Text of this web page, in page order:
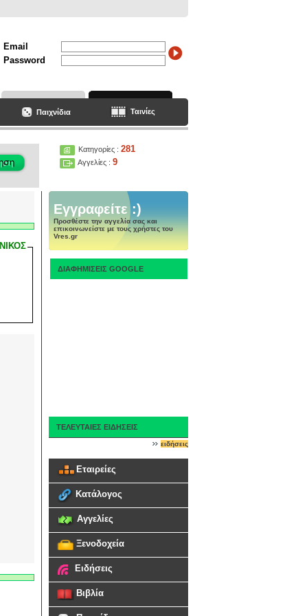
Email
Password
Παιχνίδια Ταινίες
Κατηγορίες : 281
Αγγελίες : 9
Εγγραφείτε :)
Προσθέστε την αγγελία σας και
επικοινωνείστε με τους χρήστες του
Vres.gr
ΔΙΑΦΗΜΙΣΕΙΣ GOOGLE
ΤΕΛΕΥΤΑΙΕΣ ΕΙΔΗΣΕΙΣ
ειδήσεις
Εταιρείες
Κατάλογος
Αγγελίες
Ξενοδοχεία
Ειδήσεις
Βιβλία